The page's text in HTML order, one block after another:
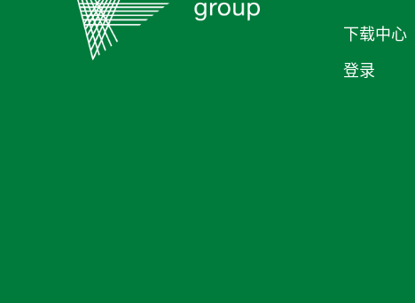
下载中心
登录